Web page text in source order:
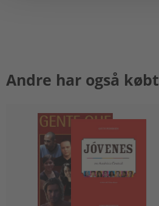
Andre har også købt